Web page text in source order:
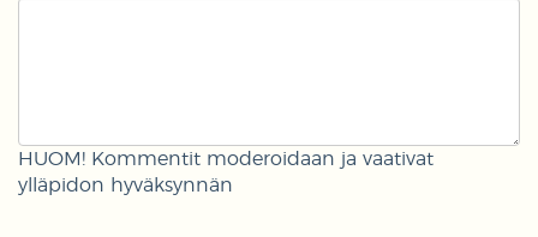
HUOM! Kommentit moderoidaan ja vaativat
ylläpidon hyväksynnän